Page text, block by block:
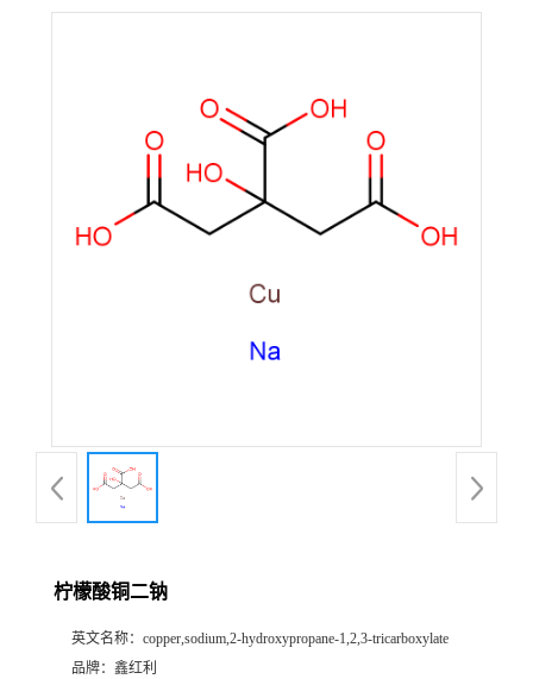
柠檬酸铜二钠
英文名称： copper,sodium,2-hydroxypropane-1,2,3-tricarboxylate
品牌： 鑫红利